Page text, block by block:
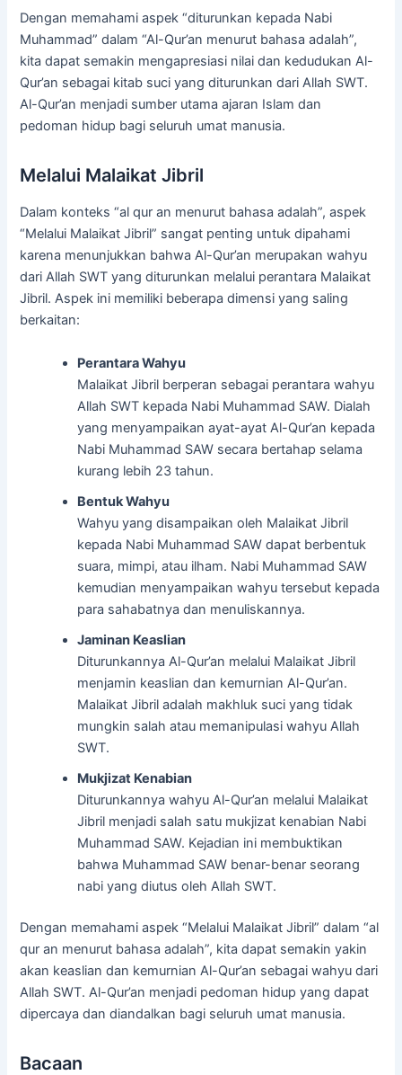
Dengan memahami aspek “diturunkan kepada Nabi
Muhammad” dalam “Al-Qur’an menurut bahasa adalah”,
kita dapat semakin mengapresiasi nilai dan kedudukan Al-
Qur’an sebagai kitab suci yang diturunkan dari Allah SWT.
Al-Qur’an menjadi sumber utama ajaran Islam dan
pedoman hidup bagi seluruh umat manusia.
Melalui Malaikat Jibril
Dalam konteks “al qur an menurut bahasa adalah”, aspek
“Melalui Malaikat Jibril” sangat penting untuk dipahami
karena menunjukkan bahwa Al-Qur’an merupakan wahyu
dari Allah SWT yang diturunkan melalui perantara Malaikat
Jibril. Aspek ini memiliki beberapa dimensi yang saling
berkaitan:
Perantara Wahyu
Malaikat Jibril berperan sebagai perantara wahyu
Allah SWT kepada Nabi Muhammad SAW. Dialah
yang menyampaikan ayat-ayat Al-Qur’an kepada
Nabi Muhammad SAW secara bertahap selama
kurang lebih 23 tahun.
Bentuk Wahyu
Wahyu yang disampaikan oleh Malaikat Jibril
kepada Nabi Muhammad SAW dapat berbentuk
suara, mimpi, atau ilham. Nabi Muhammad SAW
kemudian menyampaikan wahyu tersebut kepada
para sahabatnya dan menuliskannya.
Jaminan Keaslian
Diturunkannya Al-Qur’an melalui Malaikat Jibril
menjamin keaslian dan kemurnian Al-Qur’an.
Malaikat Jibril adalah makhluk suci yang tidak
mungkin salah atau memanipulasi wahyu Allah
SWT.
Mukjizat Kenabian
Diturunkannya wahyu Al-Qur’an melalui Malaikat
Jibril menjadi salah satu mukjizat kenabian Nabi
Muhammad SAW. Kejadian ini membuktikan
bahwa Muhammad SAW benar-benar seorang
nabi yang diutus oleh Allah SWT.
Dengan memahami aspek “Melalui Malaikat Jibril” dalam “al
qur an menurut bahasa adalah”, kita dapat semakin yakin
akan keaslian dan kemurnian Al-Qur’an sebagai wahyu dari
Allah SWT. Al-Qur’an menjadi pedoman hidup yang dapat
dipercaya dan diandalkan bagi seluruh umat manusia.
Bacaan